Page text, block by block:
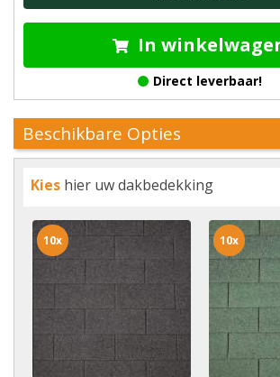
In
Direct leverbaar!
Beschikbare Opties
Kies hier uw dakbedekking
10x 10x